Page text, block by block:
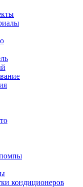
кондиционеров